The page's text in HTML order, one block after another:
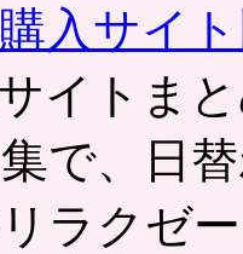
入サイ
イトま
で、日
ラクゼ